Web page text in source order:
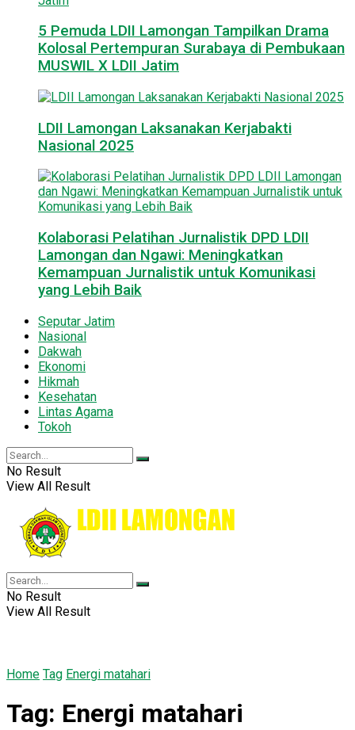
5 Pemuda LDII Lamongan Tampilkan Drama
Kolosal Pertempuran Surabaya di Pembukaan
MUSWIL X LDII Jatim
LDII Lamongan Laksanakan Kerjabakti
Nasional 2025
Kolaborasi Pelatihan Jurnalistik DPD LDII
Lamongan dan Ngawi: Meningkatkan
Kemampuan Jurnalistik untuk Komunikasi
yang Lebih Baik
Seputar Jatim
Nasional
Dakwah
Ekonomi
Hikmah
Kesehatan
Lintas Agama
Tokoh
No Result
View All Result
No Result
View All Result
Home Tag Energi matahari
Tag: Energi matahari